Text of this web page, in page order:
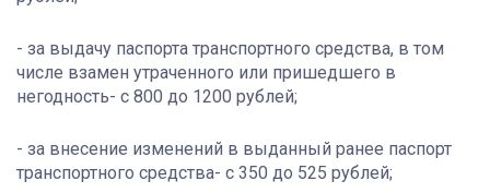
- за выдачу паспорта транспортного средства, в том
числе взамен утраченного или пришедшего в
негодность- с 800 до 1200 рублей;
- за внесение изменений в выданный ранее паспорт
транспортного средства- с 350 до 525 рублей;